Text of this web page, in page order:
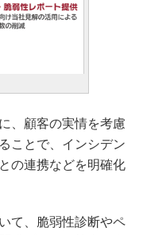
、顧客の実情を考慮
ことで、インシデン
の連携などを明確化
て、脆弱性診断やペ